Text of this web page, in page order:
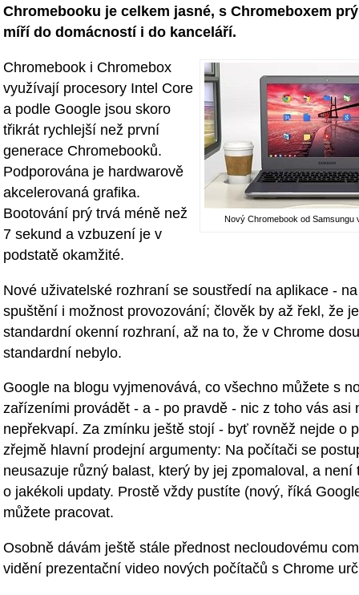
Chromebooku je celkem jasné, s Chromeboxem
míří do domácností i do kanceláří.
Nový Chromebook od Samsungu
Chromebook i Chromebox
využívají procesory Intel Core
a podle Google jsou skoro
třikrát rychlejší než první
generace Chromebooků.
Podporována je hardwarově
akcelerovaná grafika.
Bootování prý trvá méně než
7 sekund a vzbuzení je v
podstatě okamžité.
Nové uživatelské rozhraní se soustředí na aplikace -
spuštění i možnost provozování; člověk by až řekl, že
standardní okenní rozhraní, až na to, že v Chrome
standardní nebylo.
Google na blogu vyjmenovává, co všechno můžete s
zařízeními provádět - a - po pravdě - nic z toho vás asi
nepřekvapí. Za zmínku ještě stojí - byť rovněž nejde o
zřejmě hlavní prodejní argumenty: Na počítači se
neusazuje různý balast, který by jej zpomaloval, a není
o jakékoli updaty. Prostě vždy pustíte (nový, říká
můžete pracovat.
Osobně dávám ještě stále přednost necloudovému
vidění prezentační video nových počítačů s Chrome